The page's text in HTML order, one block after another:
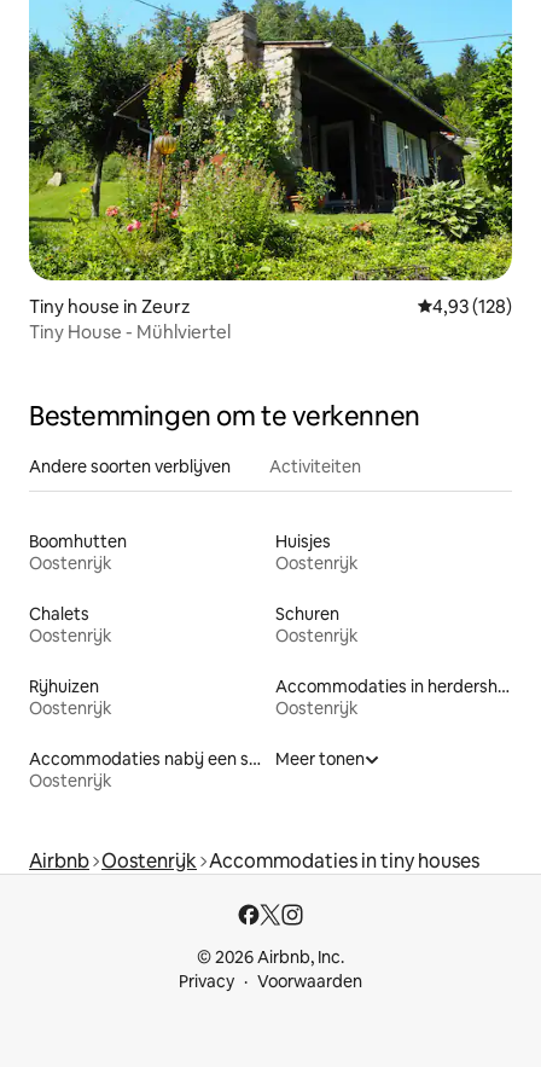
Tiny house in Zeurz Gemiddelde
4,93 (128)
Tiny House - Mühlviertel
Bestemmingen om te verkennen
Andere soorten verblijven Activiteiten
Boomhutten
Oostenrijk
Huisjes
Oostenrijk
Chalets
Oostenrijk
Schuren
Oostenrijk
Rijhuizen
Oostenrijk
Accommodaties in herdershutten
Oostenrijk
Accommodaties nabij een strand
Oostenrijk
Meer tonen
Airbnb Oostenrijk Accommodaties in tiny houses
© 2026 Airbnb, Inc.
Privacy
Voorwaarden